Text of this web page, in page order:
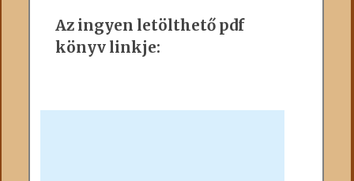
Az ingyen letölthető pdf
könyv linkje: